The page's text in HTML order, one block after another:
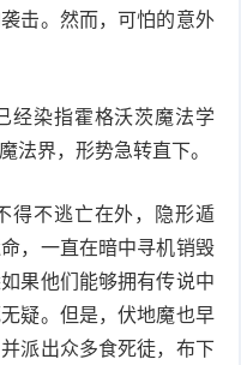
击。然而，可怕的意外
经染指霍格沃茨魔法学
法界，形势急转直下。
得不逃亡在外，隐形遁
，一直在暗中寻机销毁
果他们能够拥有传说中
疑。但是，伏地魔也早
派出众多食死徒，布下